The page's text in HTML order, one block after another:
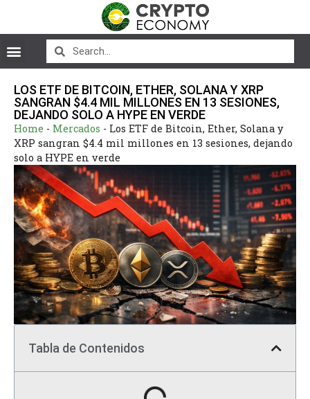
LOS ETF DE BITCOIN, ETHER, SOLANA Y XRP
SANGRAN $4.4 MIL MILLONES EN 13 SESIONES,
DEJANDO SOLO A HYPE EN VERDE
Home - Mercados - Los ETF de Bitcoin, Ether, Solana y
XRP sangran $4.4 mil millones en 13 sesiones, dejando
solo a HYPE en verde
Tabla de Contenidos